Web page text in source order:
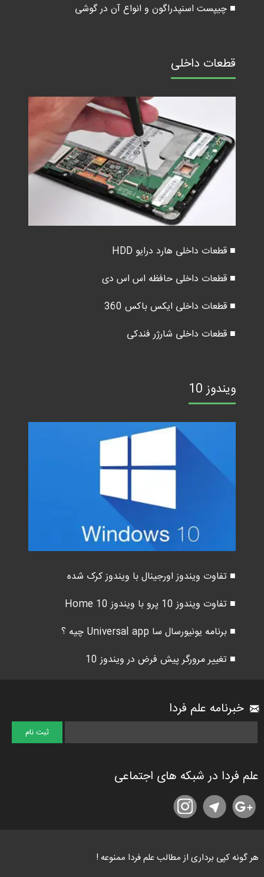
■ چیپست اسنپدراگون و انواع آن در گوشی
قطعات داخلی
■ قطعات داخلی هارد درایو HDD
■ قطعات داخلی حافظه اس اس دی
■ قطعات داخلی ایکس باکس 360
■ قطعات داخلی شارژر فندکی
ویندوز 10
■ تفاوت ویندوز اورجینال با ویندوز کرک شده
■ تفاوت ویندوز 10 پرو با ویندوز 10 Home
■ برنامه یونیورسال سا Universal app چیه ؟
■ تغییر مرورگر پیش فرض در ویندوز 10
خبرنامه علم فردا
علم فردا در شبکه های اجتماعی
هر گونه کپی برداری از مطالب علم فردا ممنوعه !